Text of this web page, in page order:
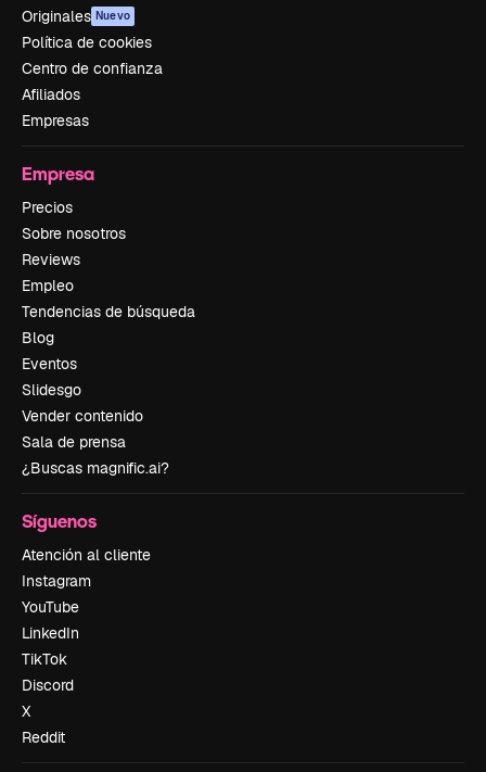
Originales Nuevo
Política de cookies
Centro de confianza
Afiliados
Empresas
Empresa
Precios
Sobre nosotros
Reviews
Empleo
Tendencias de búsqueda
Blog
Eventos
Slidesgo
Vender contenido
Sala de prensa
¿Buscas magnific.ai?
Síguenos
Atención al cliente
Instagram
YouTube
LinkedIn
TikTok
Discord
X
Reddit